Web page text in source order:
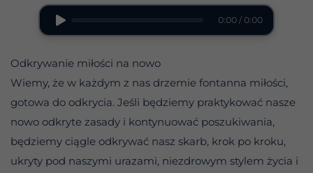
0:00 / 0:00
Odkrywanie miłości na nowo
Wiemy, że w każdym z nas drzemie fontanna miłości,
gotowa do odkrycia. Jeśli będziemy praktykować nasze
nowo odkryte zasady i kontynuować poszukiwania,
będziemy ciągle odkrywać nasz skarb, krok po kroku,
ukryty pod naszymi urazami, niezdrowym stylem życia i